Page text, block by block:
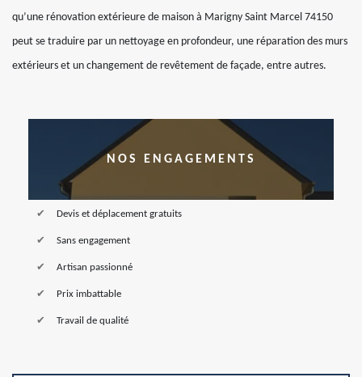
qu’une rénovation extérieure de maison à Marigny Saint Marcel 74150
peut se traduire par un nettoyage en profondeur, une réparation des murs
extérieurs et un changement de revêtement de façade, entre autres.
NOS ENGAGEMENTS
Devis et déplacement gratuits
Sans engagement
Artisan passionné
Prix imbattable
Travail de qualité